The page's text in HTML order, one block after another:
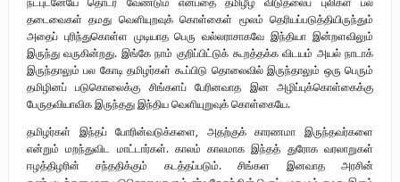
தடைவைகள் தமது வெளியுறவுக் கொள்கைள் மூலம் தெரியப்படுத்தியிருந்தும்
அதைப் புரிந்துகொள்ள முடியாத பெரு வல்லராசாகவே இந்தியா இன்றளவிலும்
இருந்து வருகின்றது. இங்கே நாம் குறிப்பிட்டுக் கூறத்தக்க விடயம் அயல் நாடாக்
இருந்தாலும் பல கோடி தமிழர்கள் கூப்பிடு தொலைவில் இருந்தாலும் ஒரு பெரும்
தமிழினப் படுகொலைக்கு சிங்களப் பேரினவாத இன அழிப்புக்கொள்கைக்கு
பேருதவியாவிக இருந்தது இந்திய வெளியுறுவுக் கொள்கையே.
தமிழர்கள் இந்தப் போரின்வடுக்களை, அதற்குக் காரணமா இருந்தவர்களை
என்றும் மறந்துவிட மாட்டார்கள். காலம் காலமாக இந்தத் துரோக வரலாறுகள்
ஈழத்திழரின் சந்ததிக்கும் கடத்தப்படும். சிங்கள இனவாத அரசின்